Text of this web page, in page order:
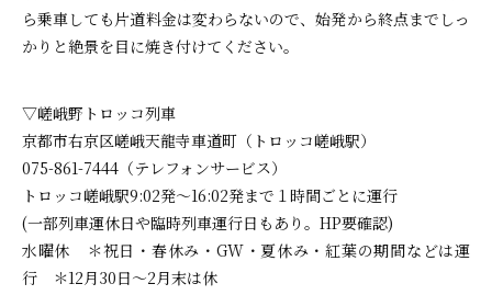
ら乗車しても片道料金は変わらないので、始発から終点までしっ
かりと絶景を目に焼き付けてください。
▽嵯峨野トロッコ列車
京都市右京区嵯峨天龍寺車道町（トロッコ嵯峨駅）
075-861-7444（テレフォンサービス）
トロッコ嵯峨駅9:02発～16:02発まで１時間ごとに運行
(一部列車運休日や臨時列車運行日もあり。HP要確認)
水曜休 ＊祝日・春休み・GW・夏休み・紅葉の期間などは運
行 ＊12月30日〜2月末は休